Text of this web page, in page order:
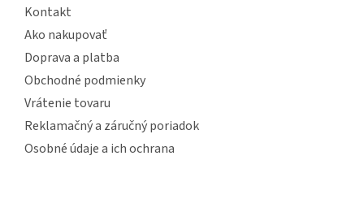
Kontakt
Ako nakupovať
Doprava a platba
Obchodné podmienky
Vrátenie tovaru
Reklamačný a záručný poriadok
Osobné údaje a ich ochrana